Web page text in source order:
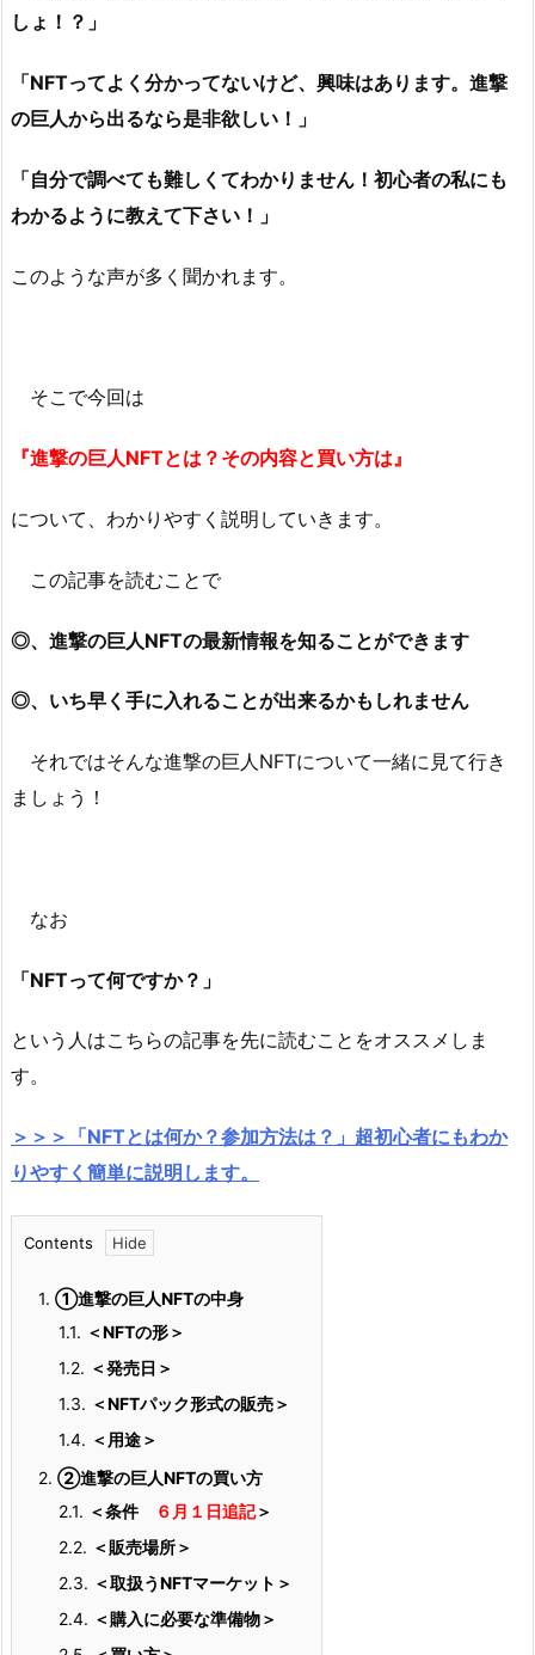
しょ！？」
「NFTってよく分かってないけど、興味はあります。進撃
の巨人から出るなら是非欲しい！」
「自分で調べても難しくてわかりません！初心者の私にも
わかるように教えて下さい！」
このような声が多く聞かれます。
そこで今回は
『進撃の巨人NFTとは？その内容と買い方は』
について、わかりやすく説明していきます。
この記事を読むことで
◎、進撃の巨人NFTの最新情報を知ることができます
◎、いち早く手に入れることが出来るかもしれません
それではそんな進撃の巨人NFTについて一緒に見て行き
ましょう！
なお
「NFTって何ですか？」
という人はこちらの記事を先に読むことをオススメしま
す。
＞＞＞「NFTとは何か？参加方法は？」超初心者にもわか
りやすく簡単に説明します。
Contents
1. ①進撃の巨人NFTの中身
1.1. ＜NFTの形＞
1.2. ＜発売日＞
1.3. ＜NFTパック形式の販売＞
1.4. ＜用途＞
2. ②進撃の巨人NFTの買い方
2.1. ＜条件 ６月１日追記＞
2.2. ＜販売場所＞
2.3. ＜取扱うNFTマーケット＞
2.4. ＜購入に必要な準備物＞